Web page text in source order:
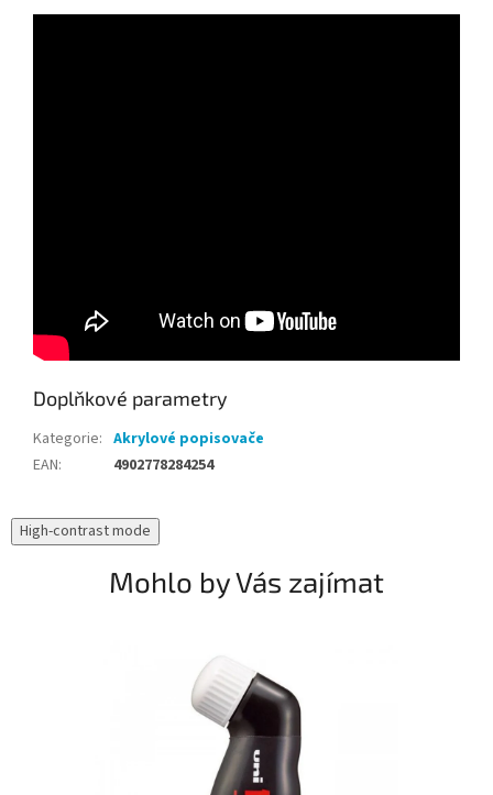
Doplňkové parametry
Kategorie: Akrylové popisovače
EAN: 4902778284254
High-contrast mode
Mohlo by Vás zajímat